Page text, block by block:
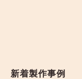
シ
新着製作事例